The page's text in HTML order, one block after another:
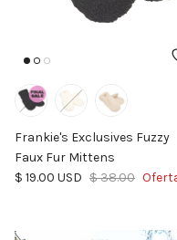
Frankie's Exclusives Fuzzy
Faux Fur Mittens
Precio de venta
$ 19.00 USD Precio normal
$ 38.00